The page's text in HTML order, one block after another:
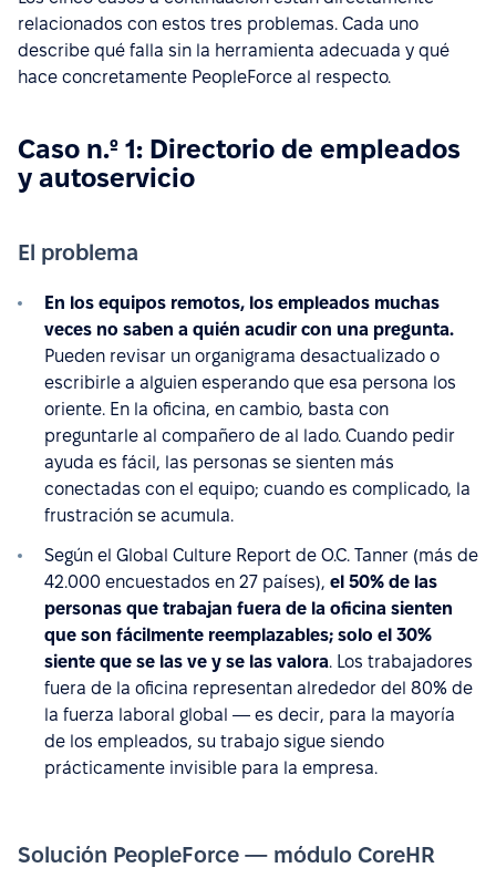
relacionados con estos tres problemas. Cada uno
describe qué falla sin la herramienta adecuada y qué
hace concretamente PeopleForce al respecto.
Caso n.º 1: Directorio de empleados
y autoservicio
El problema
En los equipos remotos, los empleados muchas
veces no saben a quién acudir con una pregunta.
Pueden revisar un organigrama desactualizado o
escribirle a alguien esperando que esa persona los
oriente. En la oficina, en cambio, basta con
preguntarle al compañero de al lado. Cuando pedir
ayuda es fácil, las personas se sienten más
conectadas con el equipo; cuando es complicado, la
frustración se acumula.
Según el Global Culture Report de O.C. Tanner (más de
42.000 encuestados en 27 países), el 50% de las
personas que trabajan fuera de la oficina sienten
que son fácilmente reemplazables; solo el 30%
siente que se las ve y se las valora. Los trabajadores
fuera de la oficina representan alrededor del 80% de
la fuerza laboral global — es decir, para la mayoría
de los empleados, su trabajo sigue siendo
prácticamente invisible para la empresa.
Solución PeopleForce — módulo CoreHR